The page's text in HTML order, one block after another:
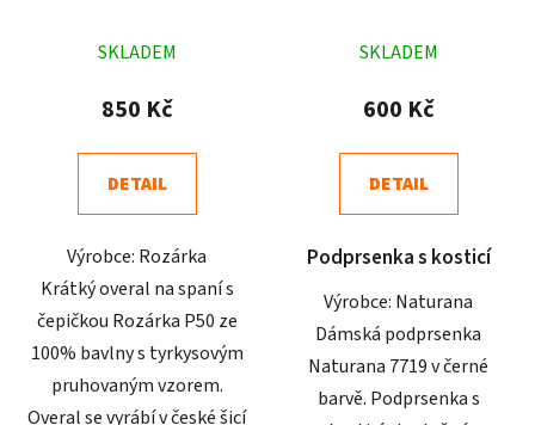
hodnocení
produktu
5,0
z
hvězdiček.
SKLADEM
850 Kč
DETAIL
Výrobce: Rozárka
Krátký overal na spaní s
čepičkou Rozárka P50 ze
100% bavlny s tyrkysovým
pruhovaným vzorem.
Overal se vyrábí v české šicí
hodnocení
produktu
4,6
z
hvězdiček.
SKLADEM
600 Kč
DETAIL
Podprsenka s kosticí
Výrobce: Naturana
Dámská podprsenka
Naturana 7719 v černé
barvě. Podprsenka s